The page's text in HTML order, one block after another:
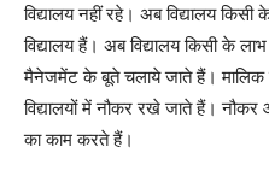
विद्यालय नहीं रहे। अब विद्यालय
विद्यालय हैं। अब विद्यालय किसी के
मैनेजमेंट के बूते चलाये जाते हैं।
विद्यालयों में नौकर रखे जाते हैं।
का काम करते हैं।